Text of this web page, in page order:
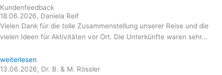
Kundenfeedback
18.06.2026, Daniela Reif
Vielen Dank für die tolle Zusammenstellung unserer Reise und die
vielen Ideen für Aktivitäten vor Ort. Die Unterkünfte waren sehr...
weiterlesen
13.06.2026, Dr. B. & M. Rössler